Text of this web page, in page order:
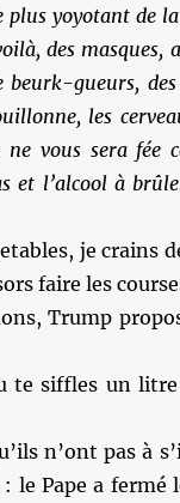
plus yoyotant de
des masques,
gueurs, des
les
vous sera fée
et l’alcool à
je crains
faire les
Trump
te siffles un litre
n’ont pas à
le Pape a fermé